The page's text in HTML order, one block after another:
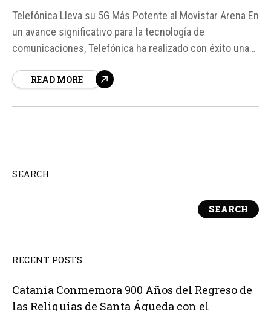
Telefónica Lleva su 5G Más Potente al Movistar Arena En
un avance significativo para la tecnología de
comunicaciones, Telefónica ha realizado con éxito una
también conocida como mmWave o banda milimétrica,
READ MORE
SEARCH
SEARCH
RECENT POSTS
Catania Conmemora 900 Años del Regreso de
las Reliquias de Santa Águeda con el